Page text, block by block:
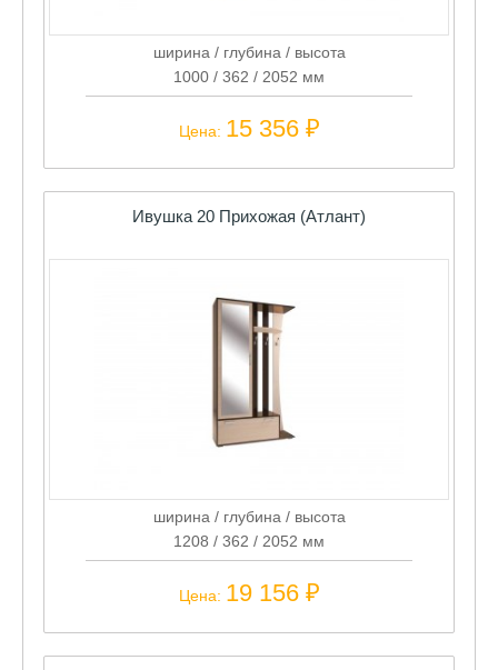
ширина / глубина / высота
1000 / 362 / 2052 мм
Цена: 15 356 ₽
Ивушка 20 Прихожая (Атлант)
ширина / глубина / высота
1208 / 362 / 2052 мм
Цена: 19 156 ₽